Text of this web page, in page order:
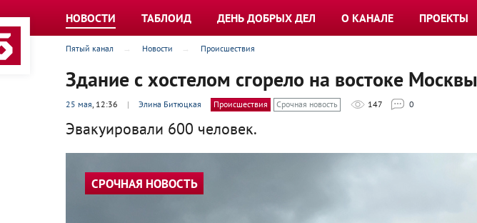
НОВОСТИ ТАБЛОИД ДЕНЬ ДОБРЫХ ДЕЛ О КАНАЛЕ ПРОЕКТЫ
Пятый канал Новости Происшествия
Здание с хостелом сгорело на востоке Москвы
25 мая, 12:36 | Элина Битюцкая Происшествия Срочная новость 147 0
Эвакуировали 600 человек.
СРОЧНАЯ НОВОСТЬ